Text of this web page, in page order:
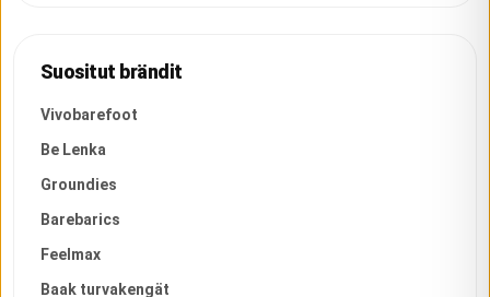
Suositut brändit
Vivobarefoot
Be Lenka
Groundies
Barebarics
Feelmax
Baak turvakengät